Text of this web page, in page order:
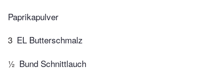
Paprikapulver
3 EL Butterschmalz
½ Bund Schnittlauch